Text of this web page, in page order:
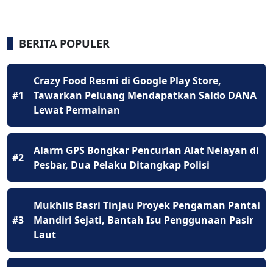
BERITA POPULER
#1
Crazy Food Resmi di Google Play Store,
Tawarkan Peluang Mendapatkan Saldo DANA
Lewat Permainan
#2
Alarm GPS Bongkar Pencurian Alat Nelayan di
Pesbar, Dua Pelaku Ditangkap Polisi
#3
Mukhlis Basri Tinjau Proyek Pengaman Pantai
Mandiri Sejati, Bantah Isu Penggunaan Pasir
Laut